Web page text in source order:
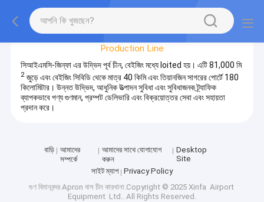
Production Line
সিআইএমসি-জিন্ফা এর উদ্ভিদ পূর্ব চীন, বেইজিং মধ্যে loited হয়। এটি 81,000 মি
2 জুড়ে এবং বেইজিং সিবিডি থেকে মাত্র 40 কিমি এবং তিয়ানজিন সাগরের পোর্টে 180
কিলোমিটার। উন্নত উদ্ভিদ, আধুনিক উত্পাদন সুবিধা এবং সুবিধাজনক ট্র্যাফিক
ব্যাপকভাবে পণ্য গুণমান, প্রম্পট ডেলিভারি এবং বিক্রয়োত্তর সেবা এবং সহায়তা
প্রদান করে।
বাড়ি
আমাদের
সম্পর্কে
আমাদের সাথে যোগাযোগ
করুন
Desktop
Site
সাইট ম্যাপ
Privacy Policy
গুণ বিমানবন্দর Apron বাসচীন কারখানা.Copyright © 2025 Xinfa Airport
Equipment Ltd.. All Rights Reserved.